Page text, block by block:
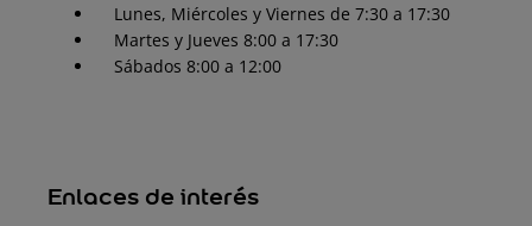
Lunes, Miércoles y Viernes de 7:30 a 17:30
Martes y Jueves 8:00 a 17:30
Sábados 8:00 a 12:00
Enlaces de interés